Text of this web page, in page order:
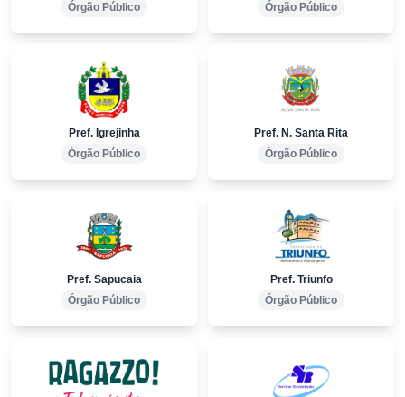
Órgão Público
Órgão Público
Pref. Igrejinha
Órgão Público
Pref. N. Santa Rita
Órgão Público
Pref. Sapucaia
Órgão Público
Pref. Triunfo
Órgão Público